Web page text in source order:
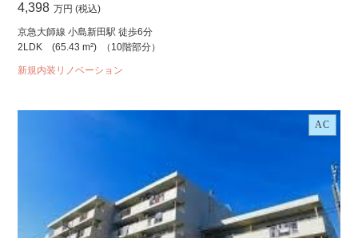
4,398 万円 (税込)
京急大師線 小島新田駅 徒歩6分
2LDK
(65.43 m²) （10階部分）
新規内装リノベーション
AC